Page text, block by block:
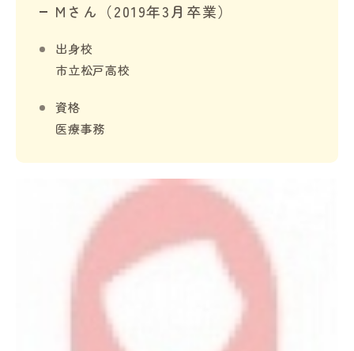
Mさん（2019年3月卒業）
出身校
市立松戸高校
資格
医療事務